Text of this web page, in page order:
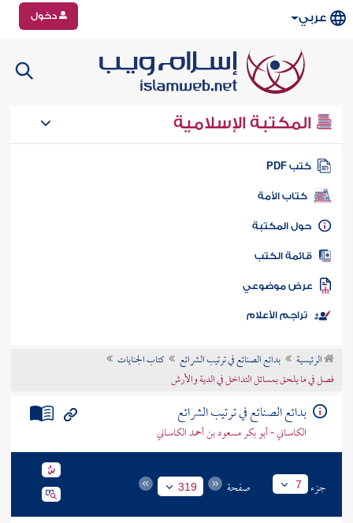
عربي دخول
المكتبة الإسلامية
كتب PDF
كتاب الأمة
المكتبة
الكتب
موضوعي
تراجم الأعلام
الرئيسية بدائع الصنائع في ترتيب الشرائع
كتاب الجنايات
فصل في ما يلحق بمسائل التداخل في الدية والأرش
بدائع الصنائع في ترتيب الشرائع
الكاساني - أبو بكر مسعود بن أحمد الكاساني
جزء 7 صفحة 319